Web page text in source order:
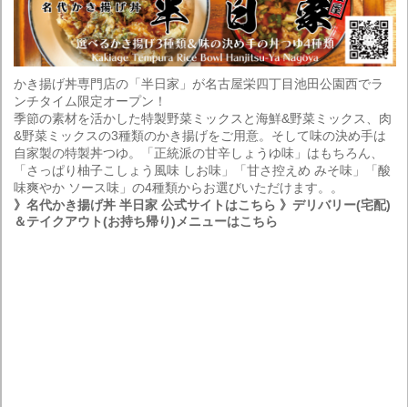
かき揚げ丼専門店の「半日家」が名古屋栄四丁目池田公園西でラ
ンチタイム限定オープン！
季節の素材を活かした特製野菜ミックスと海鮮&野菜ミックス、肉
&野菜ミックスの3種類のかき揚げをご用意。そして味の決め手は
自家製の特製丼つゆ。「正統派の甘辛しょうゆ味」はもちろん、
「さっぱり柚子こしょう風味 しお味」「甘さ控えめ みそ味」「酸
味爽やか ソース味」の4種類からお選びいただけます。。
》名代かき揚げ丼 半日家 公式サイトはこちら 》デリバリー(宅配)
＆テイクアウト(お持ち帰り)メニューはこちら